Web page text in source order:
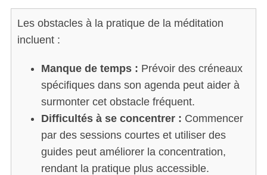
Les obstacles à la pratique de la méditation
incluent :
Manque de temps : Prévoir des créneaux
spécifiques dans son agenda peut aider à
surmonter cet obstacle fréquent.
Difficultés à se concentrer : Commencer
par des sessions courtes et utiliser des
guides peut améliorer la concentration,
rendant la pratique plus accessible.